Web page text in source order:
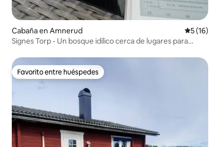
Cabaña en Amnerud
5 (16)
Signes Torp - Un bosque idílico cerca de lugares para
Favorito entre huéspedes
Favorito entre huéspedes